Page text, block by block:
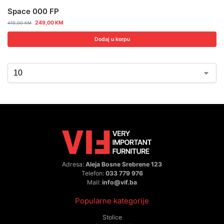
Space 000 FP
419,00KM 249,00KM
Dodaj u korpu
Adresa: Aleja Bosne Srebrene 123
Telefon: 033 779 976
Mail: info@vif.ba
Popularne kategorije
Stolice